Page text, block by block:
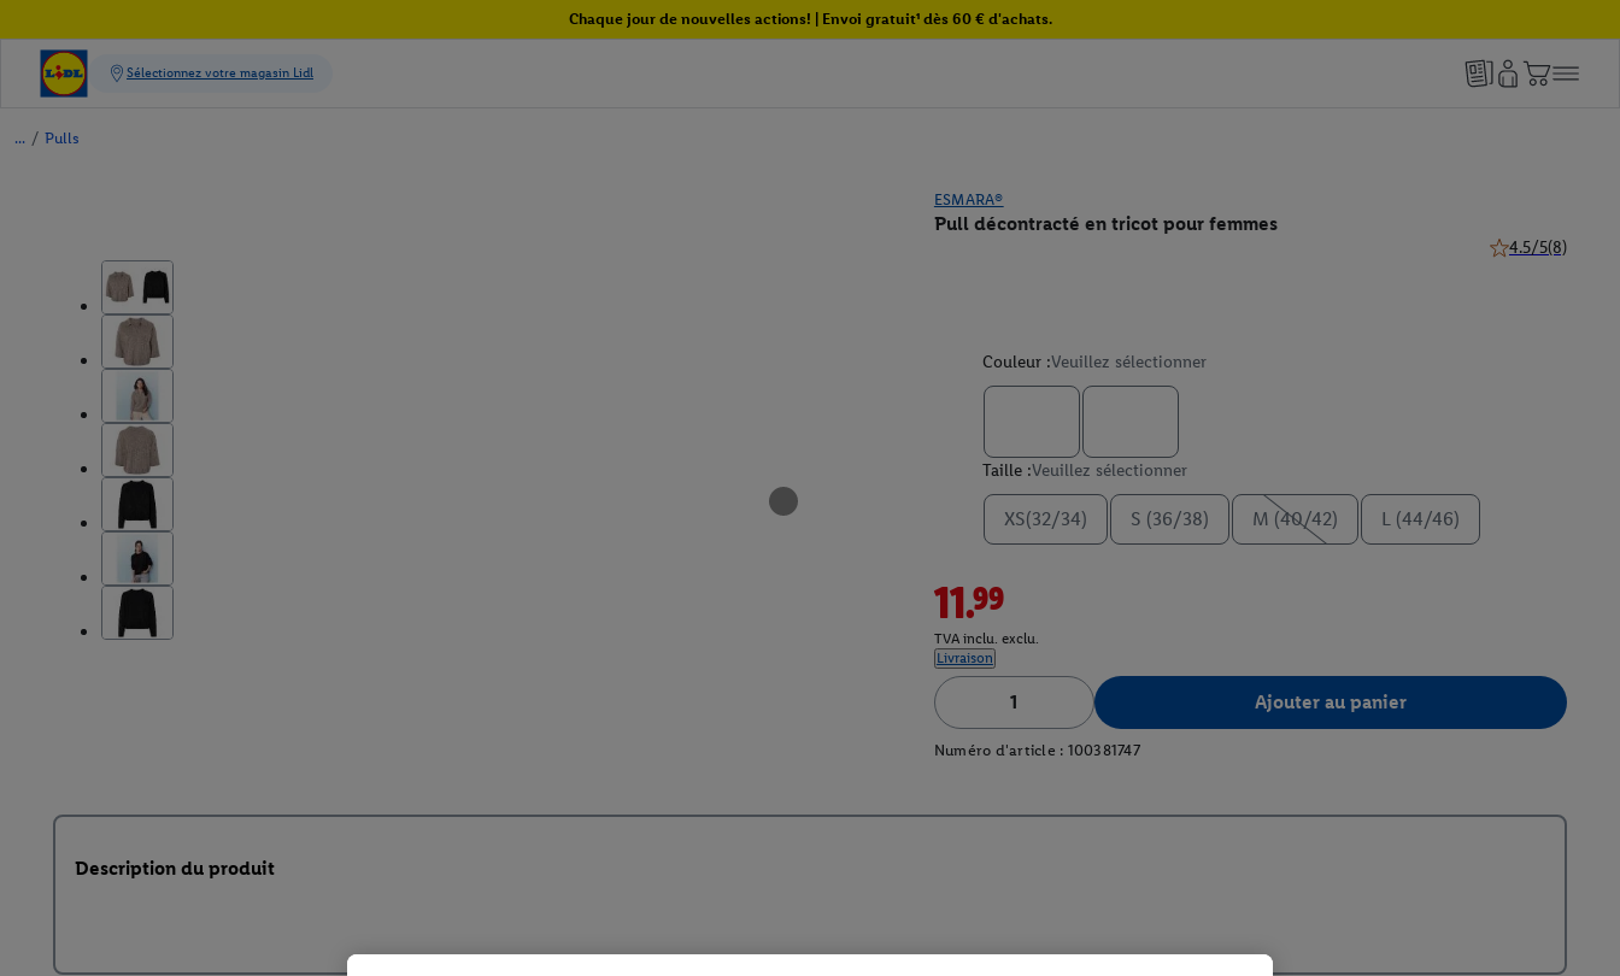
Chaque jour de nouvelles actions! | Envoi gratuit¹ dès 60 € d'achats.
/ Pulls
ESMARA®
Pull décontracté en tricot pour femmes
4.5/5(8)
Couleur :Veuillez sélectionner
Taille :Veuillez sélectionner
XS(32/34) S (36/38) M (40/42) L (44/46)
11.99
TVA inclu. exclu.
Livraison
Ajouter au panier
Numéro d'article : 100381747
Description du produit